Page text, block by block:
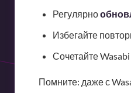
Регулярно
Избегайте
Сочетайте Wasabi
Помните: даже с